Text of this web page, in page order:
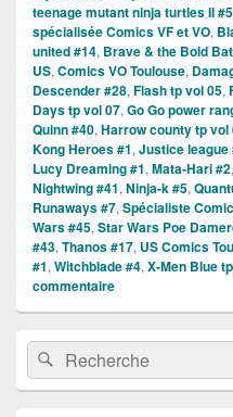
teenage mutant ninja turtles II #5
spécialisée Comics VF et VO,
united #14, Brave & the Bold
US, Comics VO Toulouse,
Descender #28, Flash tp vol 05,
Days tp vol 07, Go Go power
Quinn #40, Harrow county tp vol
Kong Heroes #1, Justice league
Lucy Dreaming #1, Mata-Hari #2,
Nightwing #41, Ninja-k #5,
Runaways #7, Spécialiste
Wars #45, Star Wars Poe
#43, Thanos #17, US Comics
#1, Witchblade #4, X-Men Blue
commentaire
Zone
principale
de
widget
Recherche :Rechercher